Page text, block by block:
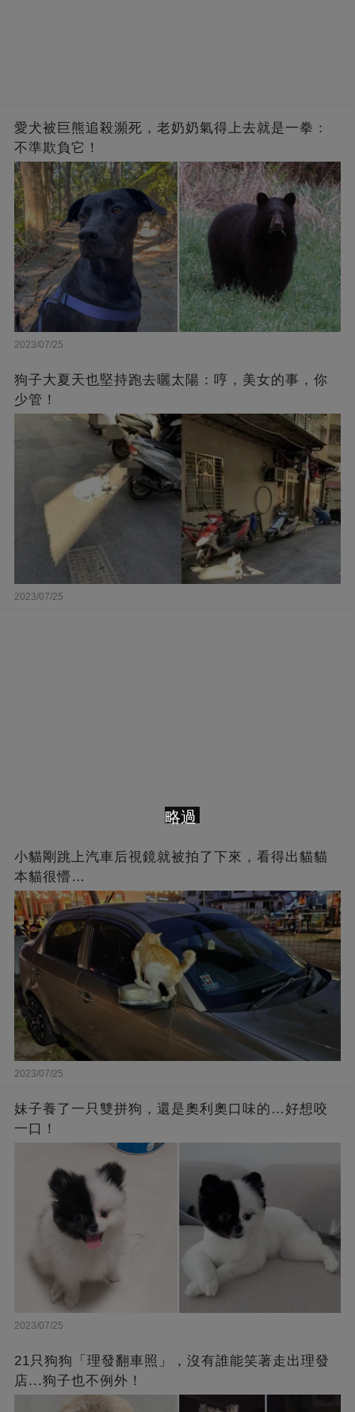
愛犬被巨熊追殺瀕死，老奶奶氣得上去就是一拳：
不準欺負它！
2023/07/25
狗子大夏天也堅持跑去曬太陽：哼，美女的事，你
少管！
2023/07/25
小貓剛跳上汽車后視鏡就被拍了下來，看得出貓貓
本貓很懵…
2023/07/25
妹子養了一只雙拼狗，還是奧利奧口味的…好想咬
一口！
2023/07/25
21只狗狗「理發翻車照」，沒有誰能笑著走出理發
店...狗子也不例外！
略過